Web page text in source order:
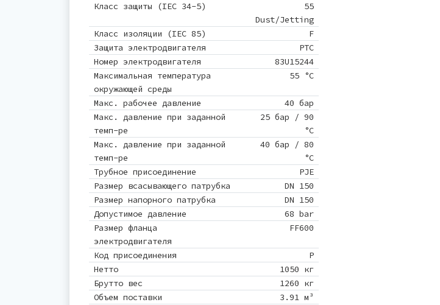
Класс защиты (IEC 34-5)
55
Dust/Jetting
Класс изоляции (IEC 85)
F
Защита электродвигателя
PTC
Номер электродвигателя
83U15244
Максимальная температура
окружающей среды
55 °C
Макс. рабочее давление
40 бар
Макс. давление при заданной
темп-ре
25 бар / 90
°C
Макс. давление при заданной
темп-ре
40 бар / 80
°C
Трубное присоединение
PJE
Размер всасывающего патрубка
DN 150
Размер напорного патрубка
DN 150
Допустимое давление
68 bar
Размер фланца
электродвигателя
FF600
Код присоединения
P
Нетто
1050 кг
Брутто вес
1260 кг
Объем поставки
3.91 м³